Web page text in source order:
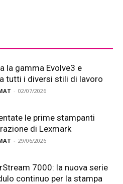
la gamma Evolve3 e
tutti i diversi stili di lavoro
- 02/07/2026
le prime stampanti
di Lexmark
- 29/06/2026
7000: la nuova serie
continuo per la stampa